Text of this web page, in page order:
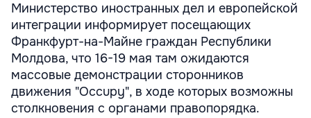
Министерство иностранных дел и европейской
интеграции информирует посещающих
Франкфурт-на-Майне граждан Республики
Молдова, что 16-19 мая там ожидаются
массовые демонстрации сторонников
движения "Occupy", в ходе которых возможны
столкновения с органами правопорядка.